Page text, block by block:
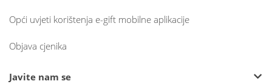
Opći uvjeti korištenja e-gift mobilne aplikacije
Objava cjenika
Javite nam se